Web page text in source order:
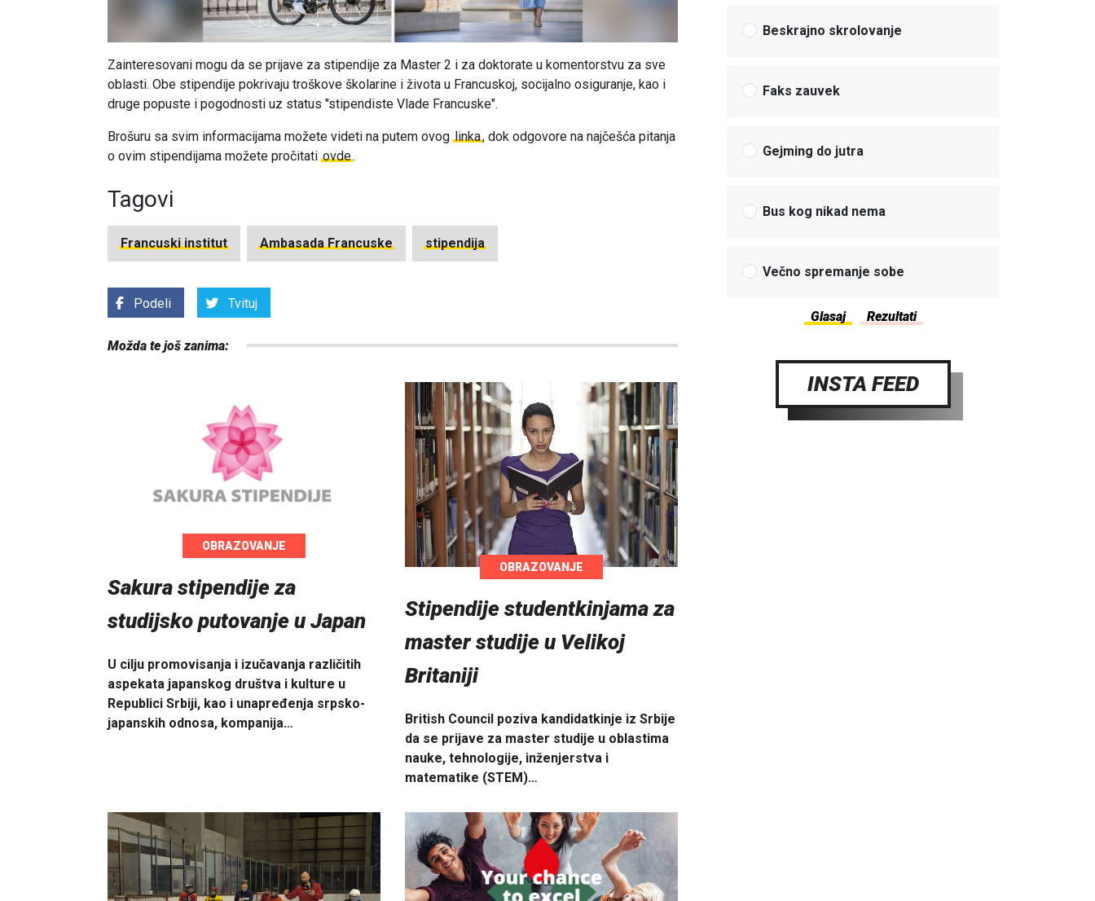
Zainteresovani mogu da se prijave za stipendije za Master 2 i za doktorate u komentorstvu za sve
oblasti. Obe stipendije pokrivaju troškove školarine i života u Francuskoj, socijalno osiguranje, kao i
druge popuste i pogodnosti uz status "stipendiste Vlade Francuske".
Brošuru sa svim informacijama možete videti na putem ovog linka, dok odgovore na najčešća pitanja
o ovim stipendijama možete pročitati ovde.
Tagovi
Francuski institut Ambasada Francuske stipendija
Podeli Tvituj
Možda te još zanima:
OBRAZOVANJE
Sakura stipendije za
studijsko putovanje u Japan
U cilju promovisanja i izučavanja različitih
aspekata japanskog društva i kulture u
Republici Srbiji, kao i unapređenja srpsko-
japanskih odnosa, kompanija…
OBRAZOVANJE
Stipendije studentkinjama za
master studije u Velikoj
Britaniji
British Council poziva kandidatkinje iz Srbije
da se prijave za master studije u oblastima
nauke, tehnologije, inženjerstva i
matematike (STEM)…
Beskrajno skrolovanje
Faks zauvek
Gejming do jutra
Bus kog nikad nema
Večno spremanje sobe
INSTA FEED